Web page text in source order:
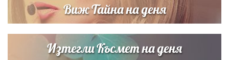
Виж Тайна на деня
Изтегли Късмет на деня